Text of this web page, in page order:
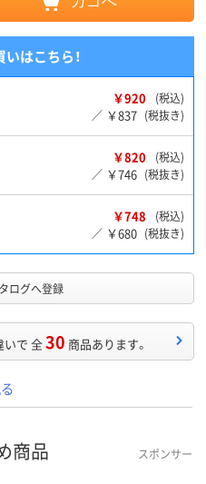
いはこちら！
￥920
(税込)
／ ￥837 (税抜き)
￥820
(税込)
／ ￥746 (税抜き)
￥748
(税込)
／ ￥680 (税抜き)
ログへ登録
いで 全30 商品あります。
商品 スポンサー